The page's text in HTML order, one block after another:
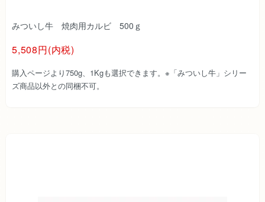
みついし牛 焼肉用カルビ 500ｇ
5,508円(内税)
購入ページより750g、1Kgも選択できます。※「みついし牛」シリー
ズ商品以外との同梱不可。